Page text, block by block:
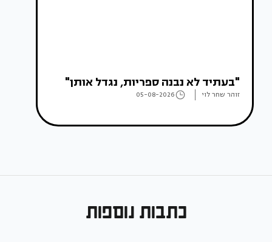
"בעתיד לא נבנה ספריות, נגדל אותן"
זוהר שחר לוי 05-08-2026
כתבות נוספות